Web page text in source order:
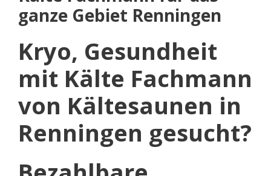
ganze Gebiet Renningen
Kryo, Gesundheit
mit Kälte Fachmann
von Kältesaunen in
Renningen gesucht?